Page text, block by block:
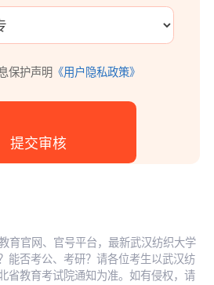
保护声明 《用户隐私政策》
育官网、官号平台，最新武汉纺织大学
能否考公、考研？请各位考生以武汉纺
省教育考试院通知为准。如有侵权，请